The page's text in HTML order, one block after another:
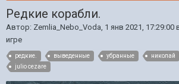
Редкие корабли.
Автор: Zemlia_Nebo_Voda, 1 янв 2021, 17:29:00
игре
редкие. выведенные убранные николай
julio cezare